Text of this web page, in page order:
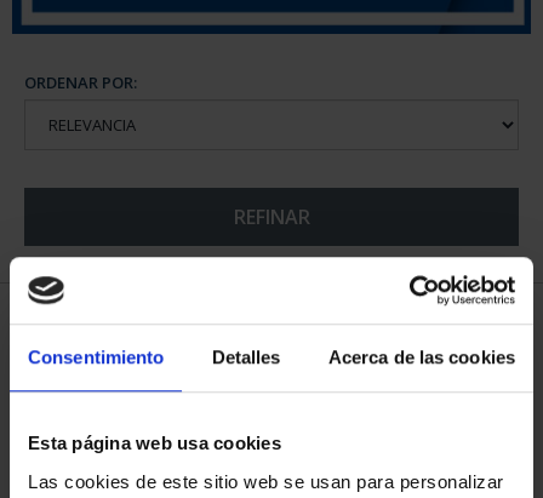
Consentimiento Detalles Acerca de las cookies
Esta página web usa cookies
Las cookies de este sitio web se usan para personalizar
ORDENAR POR:
REFINAR
5 Productos encontrados